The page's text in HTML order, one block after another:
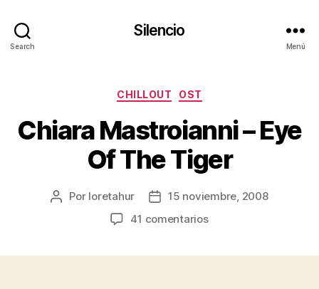
Search
Silencio
Menú
Categorías
CHILLOUT OST
Chiara Mastroianni – Eye
Of The Tiger
Autor
Por loretahur
Fecha15 noviembre, 2008
41 comentariosen